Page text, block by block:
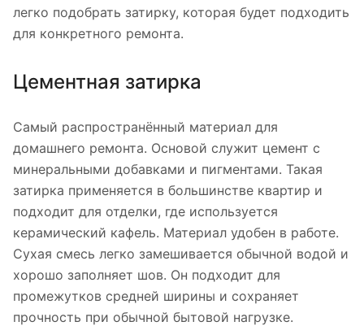
легко подобрать затирку, которая будет подходить
для конкретного ремонта.
Цементная затирка
Самый распространённый материал для
домашнего ремонта. Основой служит цемент с
минеральными добавками и пигментами. Такая
затирка применяется в большинстве квартир и
подходит для отделки, где используется
керамический кафель. Материал удобен в работе.
Сухая смесь легко замешивается обычной водой и
хорошо заполняет шов. Он подходит для
промежутков средней ширины и сохраняет
прочность при обычной бытовой нагрузке.